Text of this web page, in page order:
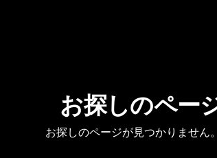
お探しのペー
お探しのページが見つかりません